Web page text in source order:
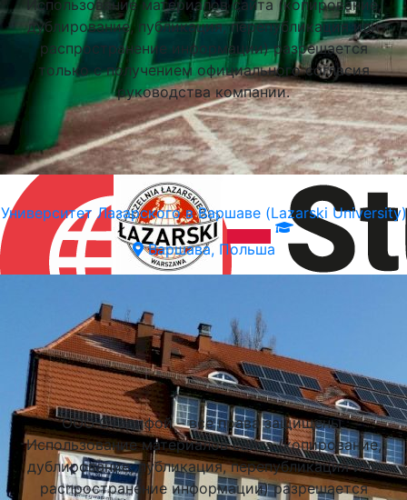
Университет Лазарского в Варшаве (Lazarski University)
Варшава, Польша
Использование материалов сайта (копирование,
дублирование, публикация, перепубликация или
распространение информации) разрешается
только с получением официального согласия
руководства компании.
Подобрать университет
ООО Стадифой – все права защищены.
Использование материалов сайта (копирование,
дублирование, публикация, перепубликация или
распространение информации) разрешается